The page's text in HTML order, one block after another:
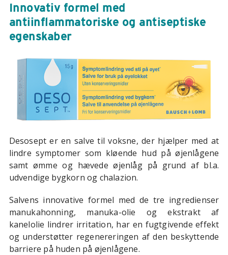
Innovativ formel med
antiinflammatoriske og antiseptiske
egenskaber
Desosept er en salve til voksne, der hjælper med at
lindre symptomer som kløende hud på øjenlågene
samt ømme og hævede øjenlåg på grund af bl.a.
udvendige bygkorn og chalazion.
Salvens innovative formel med de tre ingredienser
manukahonning, manuka-olie og ekstrakt af
kanelolie lindrer irritation, har en fugtgivende effekt
og understøtter regenereringen af den beskyttende
barriere på huden på øjenlågene.